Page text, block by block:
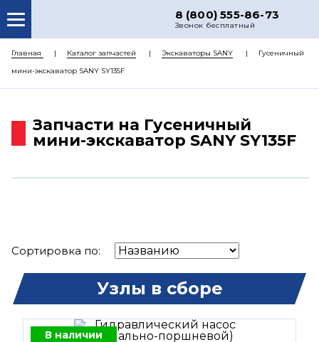
8 (800) 555-86-73
Звонок бесплатный
О НАС
КАТАЛОГ ЗАПЧАСТЕЙ
ДОСТАВКА
Главная Каталог запчастей Экскаваторы SANY
Гусеничный
мини-экскаватор SANY SY135F
Запчасти на Гусеничный
мини-экскаватор SANY SY135F
Сортировка по:
Узлы в сборе
В наличии